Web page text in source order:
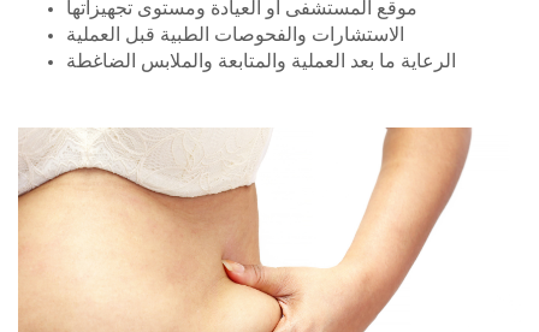
موقع المستشفى أو العيادة ومستوى تجهيزاتها
الاستشارات والفحوصات الطبية قبل العملية
الرعاية ما بعد العملية والمتابعة والملابس الضاغطة